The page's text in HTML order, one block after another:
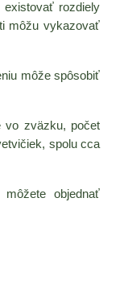
existovať rozdiely
môžu vykazovať
môže spôsobiť
vo zväzku, počet
spolu cca
objednať